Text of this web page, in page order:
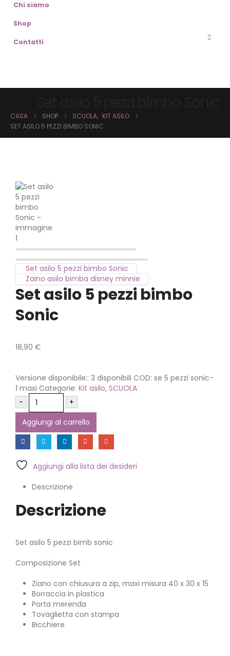
Chi siamo
Shop
Contatti
CASA SHOP SCUOLA, KIT ASILO
SET ASILO 5 PEZZI BIMBO SONIC
Set asilo 5 pezzi bimbo Sonic
Zaino asilo bimba disney minnie
Set asilo 5 pezzi bimbo
Sonic
18,90 €
Versione disponibile:: 3 disponibili COD: se 5 pezzi sonic-
1 maxi Categorie: Kit asilo, SCUOLA
-
+
Aggiungi al carrello
Aggiungi alla lista dei desideri
Descrizione
Descrizione
Set asilo 5 pezzi bimb sonic
Composizione Set
Ziano con chiusura a zip, maxi misura 40 x 30 x 15
Borraccia in plastica
Porta merenda
Tovaglietta con stampa
Bicchiere